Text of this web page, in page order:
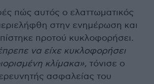
πώς αυτός ο ελαττωματικός
στην ενημέρωση και
προτού κυκλοφορήσει.
να είχε κυκλοφορήσει
κλίμακα», τόνισε ο
ασφαλείας του